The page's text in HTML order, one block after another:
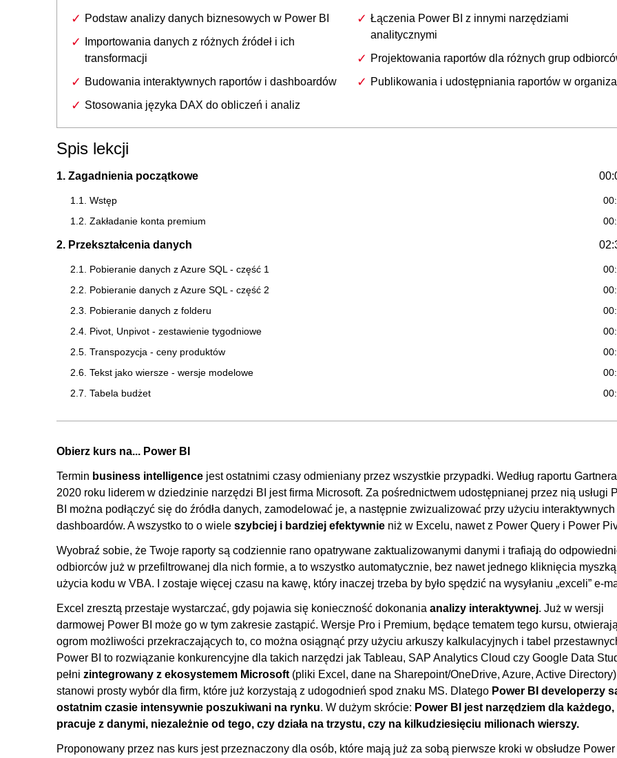
Podstaw analizy danych biznesowych w Power BI
Importowania danych z różnych źródeł i ich
transformacji
Budowania interaktywnych raportów i dashboardów
Stosowania języka DAX do obliczeń i analiz
Łączenia Power BI z innymi narzędziami
analitycznymi
Projektowania raportów dla różnych grup
Publikowania i udostępniania raportów w
Spis lekcji
1. Zagadnienia początkowe
1.1. Wstęp
1.2. Zakładanie konta premium
2. Przekształcenia danych
2.1. Pobieranie danych z Azure SQL - część 1
2.2. Pobieranie danych z Azure SQL - część 2
2.3. Pobieranie danych z folderu
2.4. Pivot, Unpivot - zestawienie tygodniowe
2.5. Transpozycja - ceny produktów
2.6. Tekst jako wiersze - wersje modelowe
2.7. Tabela budżet
2.10. Kolumna z przykładów
2.11. Kolumna warunkowa
2.12. Kolumna z wieloma warunkami
2.13. Własne funkcje
2.15. Zapytania składane
2.16. Usuń kolumny vs wybierz kolumny
3. Modelowanie
3.1. Wstęp
3.2. Relacje
3.3. Relacje - redukcja tabel
3.4. Schematy modeli
3.5. Niejednoznaczność
3.6. Tabele odgrywające role
Obierz kurs na... Power BI
Termin business intelligence jest ostatnimi czasy odmieniany przez wszystkie przypadki. Według raportu
2020 roku liderem w dziedzinie narzędzi BI jest firma Microsoft. Za pośrednictwem udostępnianej przez nią usługi
BI można podłączyć się do źródła danych, zamodelować je, a następnie zwizualizować przy użyciu interaktywnych
dashboardów. A wszystko to o wiele szybciej i bardziej efektywnie niż w Excelu, nawet z Power Query i Power
Wyobraź sobie, że Twoje raporty są codziennie rano opatrywane zaktualizowanymi danymi i trafiają do
odbiorców już w przefiltrowanej dla nich formie, a to wszystko automatycznie, bez nawet jednego kliknięcia
użycia kodu w VBA. I zostaje więcej czasu na kawę, który inaczej trzeba by było spędzić na wysyłaniu „exceli” e-
Excel zresztą przestaje wystarczać, gdy pojawia się konieczność dokonania analizy interaktywnej. Już w wersji
darmowej Power BI może go w tym zakresie zastąpić. Wersje Pro i Premium, będące tematem tego kursu, otwierają
ogrom możliwości przekraczających to, co można osiągnąć przy użyciu arkuszy kalkulacyjnych i tabel
Power BI to rozwiązanie konkurencyjne dla takich narzędzi jak Tableau, SAP Analytics Cloud czy Google Data
pełni zintegrowany z ekosystemem Microsoft (pliki Excel, dane na Sharepoint/OneDrive, Azure, Active
stanowi prosty wybór dla firm, które już korzystają z udogodnień spod znaku MS. Dlatego Power BI developerzy
ostatnim czasie intensywnie poszukiwani na rynku. W dużym skrócie: Power BI jest narzędziem dla
pracuje z danymi, niezależnie od tego, czy działa na trzystu, czy na kilkudziesięciu milionach wierszy.
Proponowany przez nas kurs jest przeznaczony dla osób, które mają już za sobą pierwsze kroki w obsłudze Power